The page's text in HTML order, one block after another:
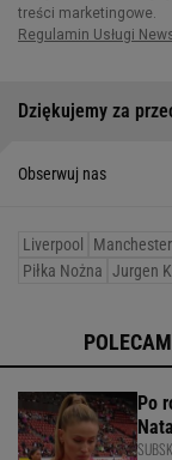
Dziękujemy za
Obserwuj nas
Liverpool
Piłka Nożna Jurgen
Po